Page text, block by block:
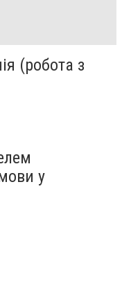
(робота з
у